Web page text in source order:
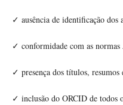
✓ ausência de identificação dos
✓ conformidade com as
✓ presença dos títulos,
✓ inclusão do ORCID de todos